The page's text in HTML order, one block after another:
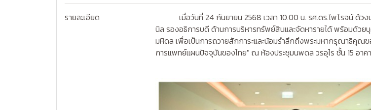
รายละเอียด
เมื่อวันที่ 24 กันยายน 2568 เวลา 10.00 น. รศ.ดร.ไพโรจน์ ด้วง
นิล รองอธิการบดี ด้านการบริหารทรัพย์สินและจัดหารายได้ พร้อมด้วย
มหิดล เพื่อเป็นการถวายสักการะและน้อมรำลึกถึงพระมหากรุณาธิคุณ
การแพทย์แผนปัจจุบันของไทย" ณ ห้องประชุมนพดล วรอุไร ชั้น 15 อา